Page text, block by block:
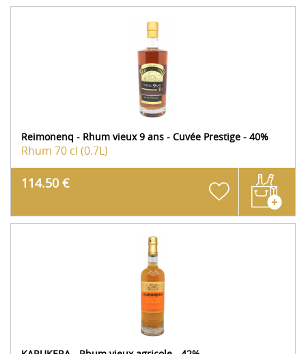
Reimonenq - Rhum vieux 9 ans - Cuvée Prestige - 40%
Rhum 70 cl (0.7L)
114.50 €